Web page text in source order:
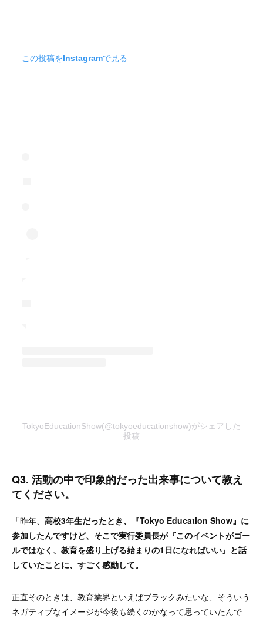
この投稿をInstagramで見る
TokyoEducationShow(@tokyoeducationshow)がシェアした
投稿
Q3. 活動の中で印象的だった出来事について教え
てください。
「昨年、 高校3年生だったとき、『Tokyo Education Show』に
参加したんですけど、そこで実行委員長が『このイベントがゴー
ルではなく、教育を盛り上げる始まりの1日になればいい』と話
していたことに、すごく感動して。
正直そのときは、教育業界といえばブラックみたいな、そういう
ネガティブなイメージが今後も続くのかなって思っていたんで